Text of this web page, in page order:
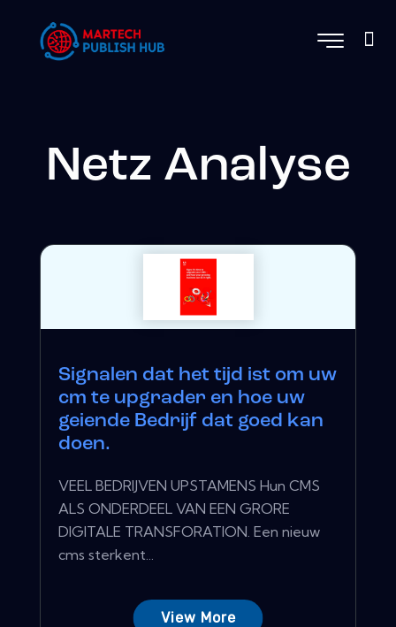
Netz Analyse
Signalen dat het tijd ist om uw
cm te upgrader en hoe uw
geiende Bedrijf dat goed kan
doen.
VEEL BEDRIJVEN UPSTAMENS Hun CMS
ALS ONDERDEEL VAN EEN GRORE
DIGITALE TRANSFORATION. Een nieuw
cms sterkent...
View More